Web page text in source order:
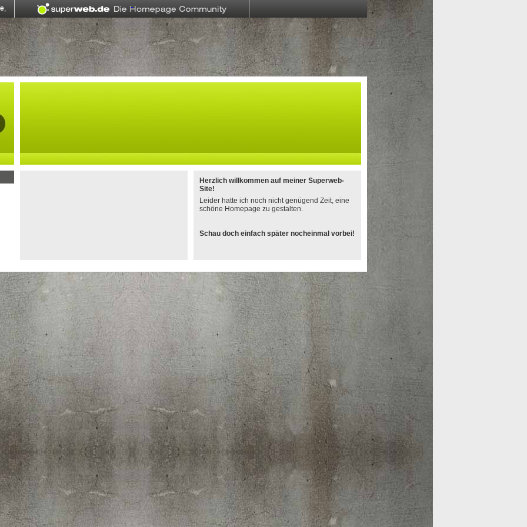
Herzlich willkommen auf meiner Superweb-
Site!
Leider hatte ich noch nicht genügend Zeit, eine
schöne Homepage zu gestalten.
Schau doch einfach später nocheinmal vorbei!